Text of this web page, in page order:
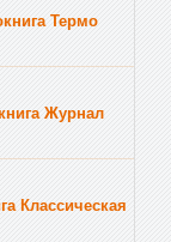
Термо
Журнал
Классическая